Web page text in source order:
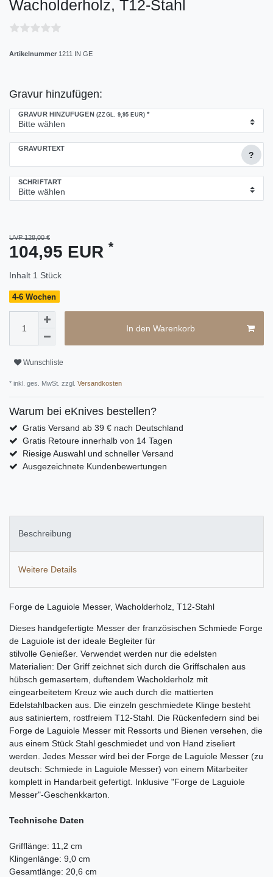
Wacholderholz, T12-Stahl
Artikelnummer 1211 IN GE
Gravur hinzufügen:
GRAVUR HINZUFÜGEN (ZZGL. 9,95 EUR) *
GRAVURTEXT
?
SCHRIFTART
UVP 128,00 €
104,95 EUR *
Inhalt 1 Stück
4-6 Wochen
In den Warenkorb
Wunschliste
* inkl. ges. MwSt. zzgl. Versandkosten
Warum bei eKnives bestellen?
Gratis Versand ab 39 € nach Deutschland
Gratis Retoure innerhalb von 14 Tagen
Riesige Auswahl und schneller Versand
Ausgezeichnete Kundenbewertungen
Beschreibung
Weitere Details
Forge de Laguiole Messer, Wacholderholz, T12-Stahl
Dieses handgefertigte Messer der französischen Schmiede Forge
de Laguiole ist der ideale Begleiter für
stilvolle Genießer. Verwendet werden nur die edelsten
Materialien: Der Griff zeichnet sich durch die Griffschalen aus
hübsch gemasertem, duftendem Wacholderholz mit
eingearbeitetem Kreuz wie auch durch die mattierten
Edelstahlbacken aus. Die einzeln geschmiedete Klinge besteht
aus satiniertem, rostfreiem T12-Stahl. Die Rückenfedern sind bei
Forge de Laguiole Messer mit Ressorts und Bienen versehen, die
aus einem Stück Stahl geschmiedet und von Hand ziseliert
werden. Jedes Messer wird bei der Forge de Laguiole Messer (zu
deutsch: Schmiede in Laguiole Messer) von einem Mitarbeiter
komplett in Handarbeit gefertigt. Inklusive "Forge de Laguiole
Messer"-Geschenkkarton.
Technische Daten
Grifflänge: 11,2 cm
Klingenlänge: 9,0 cm
Gesamtlänge: 20,6 cm